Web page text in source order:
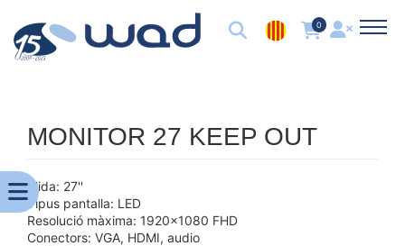
0
MONITOR 27 KEEP OUT
Mida: 27''
Tipus pantalla: LED
Resolució màxima: 1920x1080 FHD
Conectors: VGA, HDMI, audio